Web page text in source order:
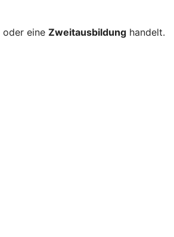
oder eine Zweitausbildung handelt.